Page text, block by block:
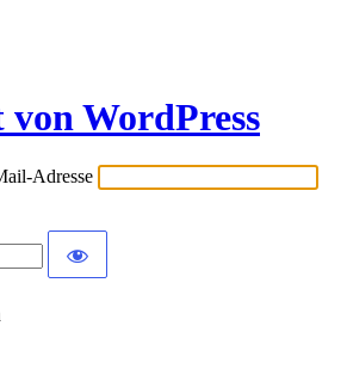
WordPress
Adresse